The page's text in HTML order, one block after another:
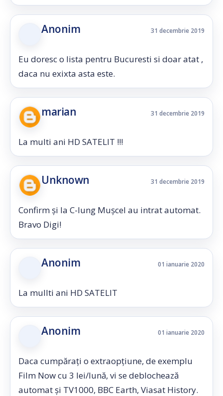
Anonim 31 decembrie 2019
Eu doresc o lista pentru Bucuresti si doar atat ,
daca nu exixta asta este.
marian 31 decembrie 2019
La multi ani HD SATELIT !!!
Unknown 31 decembrie 2019
Confirm și la C-lung Mușcel au intrat automat.
Bravo Digi!
Anonim 01 ianuarie 2020
La mullti ani HD SATELIT
Anonim 01 ianuarie 2020
Daca cumpărați o extraopțiune, de exemplu
Film Now cu 3 lei/lună, vi se deblochează
automat și TV1000, BBC Earth, Viasat History.